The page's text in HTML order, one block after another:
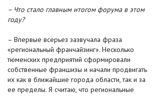
– Что стало главным итогом форума в этом
году?
– Впервые всерьез зазвучала фраза
«региональный франчайзинг». Несколько
тюменских предприятий сформировали
собственные франшизы и начали продвигать
их как в ближайшие города области, так и за
ее пределы. Я считаю, что региональные